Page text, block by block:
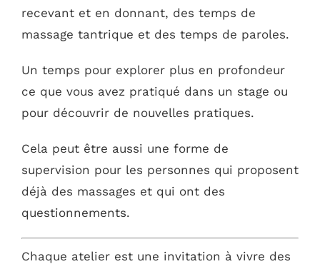
recevant et en donnant, des temps de
massage tantrique et des temps de paroles.
Un temps pour explorer plus en profondeur
ce que vous avez pratiqué dans un stage ou
pour découvrir de nouvelles pratiques.
Cela peut être aussi une forme de
supervision pour les personnes qui proposent
déjà des massages et qui ont des
questionnements.
Chaque atelier est une invitation à vivre des